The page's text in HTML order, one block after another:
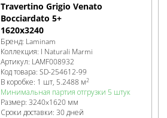
Travertino Grigio Venato
Bocciardato 5+
1620x3240
Бренд: Laminam
Коллекция: I Naturali Marmi
Артикул: LAMF008932
Код товара:SD-254612-99
В коробке: 1 шт, 5.2488 м2
Минимальная партия отгрузки 5 штук
Размер:3240x1620 мм
Сроки доставки: 30 дней